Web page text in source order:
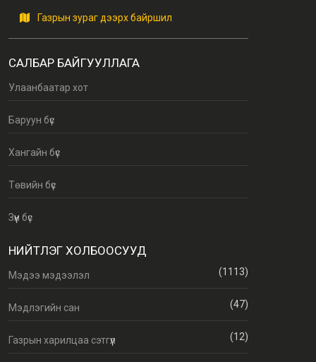
Газрын зураг дээрх байршил
САЛБАР БАЙГУУЛЛАГА
Улаанбаатар хот
Баруун бүс
Хангайн бүс
Төвийн бүс
Зүүн бүс
НИЙТЛЭГ ХОЛБООСУУД
Мэдээ мэдээлэл (1113)
Мэдлэгийн сан (47)
Газрын харилцаа сэтгүүл (12)